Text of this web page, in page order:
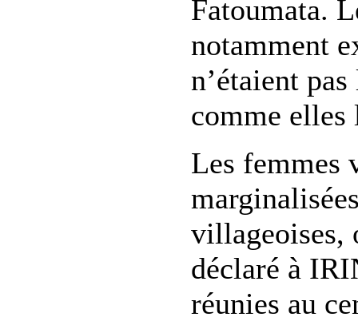
Fatoumata.
notamment
n’étaient
comme elles
Les femmes
villageoises,
déclaré à
réunies au